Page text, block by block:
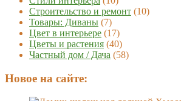
Строительство и ремонт (10)
Товары: Диваны (7)
Цвет в интерьере (17)
Цветы и растения (40)
Частный дом / Дача (58)
Новое на сайте: